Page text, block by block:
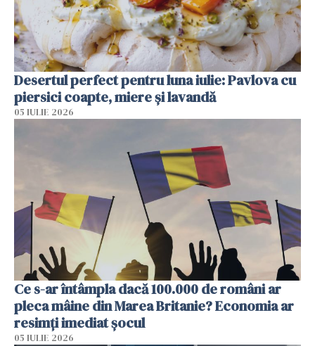
Desertul perfect pentru luna iulie: Pavlova cu
piersici coapte, miere și lavandă
05 IULIE 2026
Ce s-ar întâmpla dacă 100.000 de români ar
pleca mâine din Marea Britanie? Economia ar
resimți imediat șocul
05 IULIE 2026